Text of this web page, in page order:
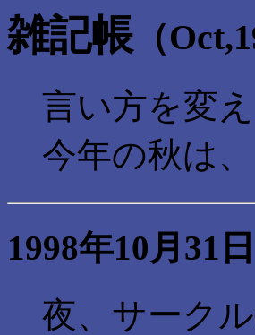
雑記帳 （
言い方を変
今年の秋は
1998年10月31
夜、サーク